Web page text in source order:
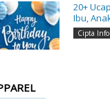
20+
Ibu,
Cipta Info